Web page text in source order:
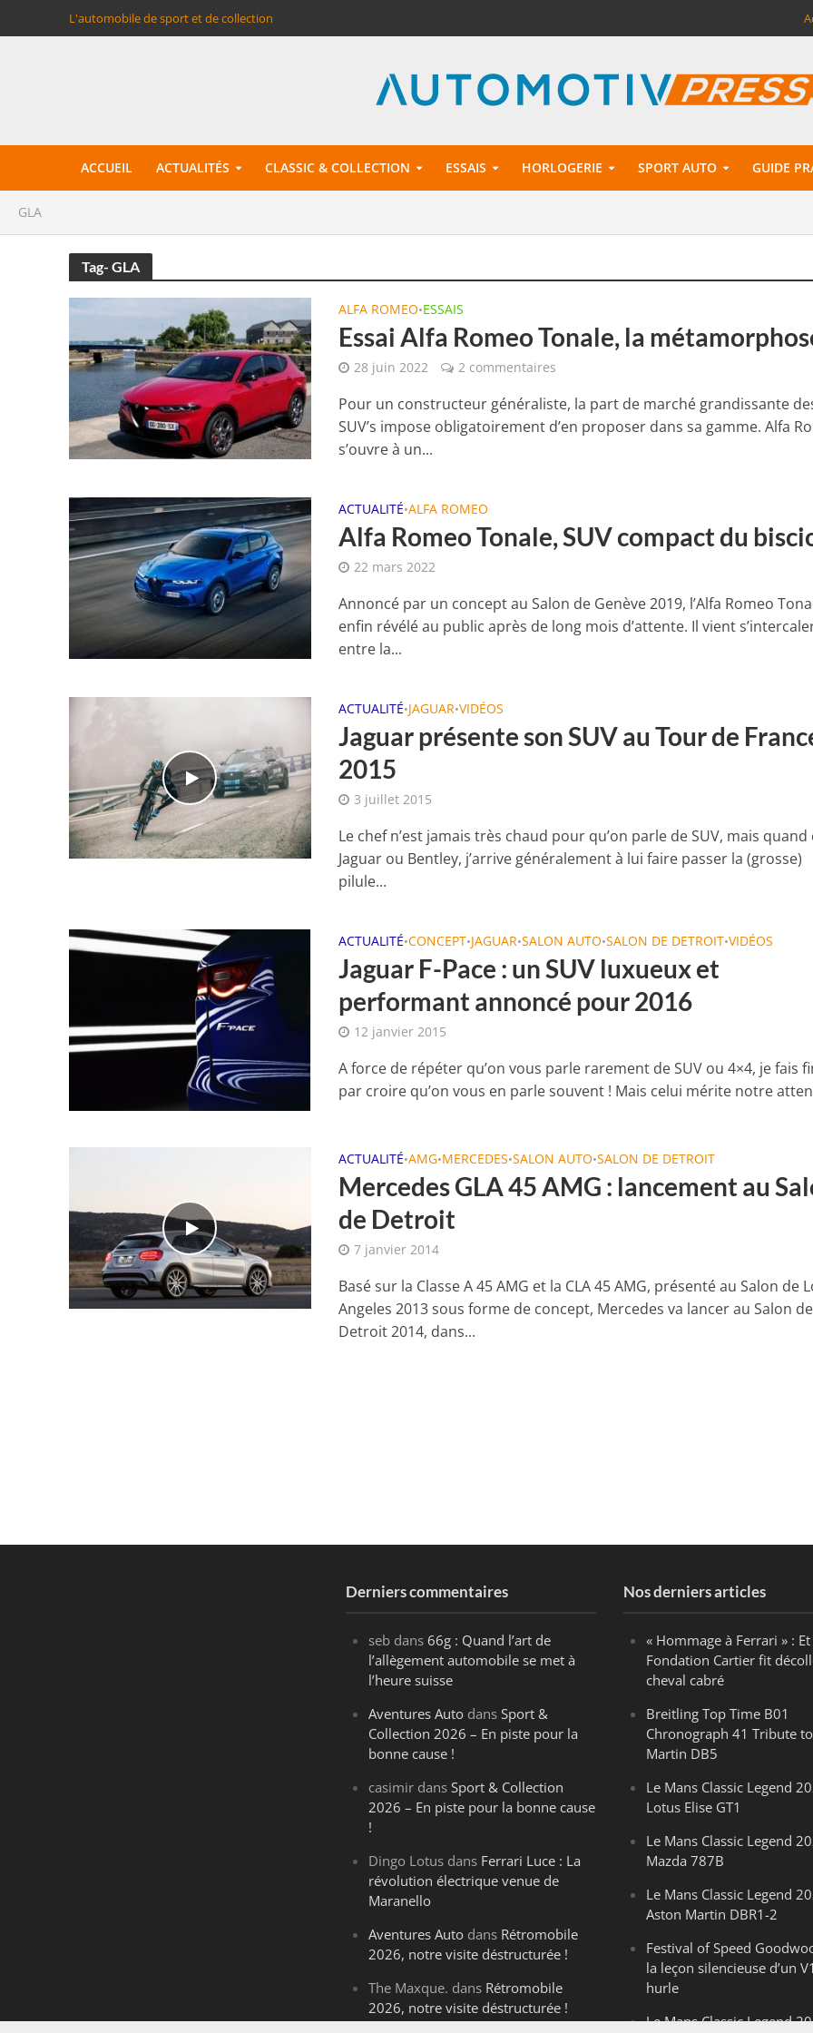
L'automobile de sport et de collection
ACCUEIL ACTUALITÉS CLASSIC & COLLECTION ESSAIS HORLOGERIE SPORT AUTO GUIDE
GLA
Tag- GLA
ALFA ROMEO•ESSAIS
Essai Alfa Romeo Tonale, la
28 juin 2022 2 commentaires
Pour un constructeur généraliste, la part de marché grandissante
SUV’s impose obligatoirement d’en proposer dans sa gamme. Alfa
s’ouvre à un...
ACTUALITÉ•ALFA ROMEO
Alfa Romeo Tonale, SUV compact du
22 mars 2022
Annoncé par un concept au Salon de Genève 2019, l’Alfa Romeo
enfin révélé au public après de long mois d’attente. Il vient
entre la...
ACTUALITÉ•JAGUAR•VIDÉOS
Jaguar présente son SUV au Tour de
2015
3 juillet 2015
Le chef n’est jamais très chaud pour qu’on parle de SUV, mais quand
Jaguar ou Bentley, j’arrive généralement à lui faire passer la (grosse)
pilule...
ACTUALITÉ•CONCEPT•JAGUAR•SALON AUTO•SALON DE DETROIT•VIDÉOS
Jaguar F-Pace : un SUV luxueux et
performant annoncé pour 2016
12 janvier 2015
A force de répéter qu’on vous parle rarement de SUV ou 4×4, je fais
par croire qu’on vous en parle souvent ! Mais celui mérite notre
ACTUALITÉ•AMG•MERCEDES•SALON AUTO•SALON DE DETROIT
Mercedes GLA 45 AMG : lancement au
de Detroit
7 janvier 2014
Basé sur la Classe A 45 AMG et la CLA 45 AMG, présenté au Salon de
Angeles 2013 sous forme de concept, Mercedes va lancer au Salon de
Detroit 2014, dans...
Derniers commentaires
seb dans66g : Quand l’art de
l’allègement automobile se met à
l’heure suisse
Aventures Auto dansSport &
Collection 2026 – En piste pour la
bonne cause !
casimir dansSport & Collection
2026 – En piste pour la bonne cause
!
Dingo Lotus dans Ferrari Luce : La
révolution électrique venue de
Maranello
Aventures Auto dans Rétromobile
2026, notre visite déstructurée !
The Maxque. dans Rétromobile
2026, notre visite déstructurée !
Nos derniers articles
« Hommage à Ferrari » :
Fondation Cartier fit
cheval cabré
Breitling Top Time B01
Chronograph 41 Tribute
Martin DB5
Le Mans Classic Legend
Lotus Elise GT1
Le Mans Classic Legend
Mazda 787B
Le Mans Classic Legend
Aston Martin DBR1-2
Festival of Speed
la leçon silencieuse d’un
hurle
Le Mans Classic Legend